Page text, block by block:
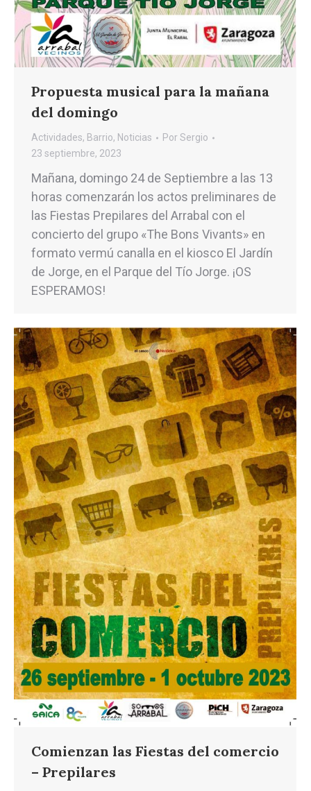
Propuesta musical para la mañana
del domingo
Actividades, Barrio, Noticias PorSergio
23 septiembre, 2023
Mañana, domingo 24 de Septiembre a las 13
horas comenzarán los actos preliminares de
las Fiestas Prepilares del Arrabal con el
concierto del grupo «The Bons Vivants» en
formato vermú canalla en el kiosco El Jardín
de Jorge, en el Parque del Tío Jorge. ¡OS
ESPERAMOS!
Comienzan las Fiestas del comercio
– Prepilares